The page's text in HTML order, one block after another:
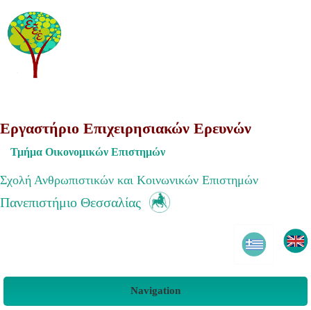
Εργαστήριο Επιχειρησιακών Ερευνών
Τμήμα Οικονομικών Επιστημών
Σχολή Ανθρωπιστικών και Κοινωνικών Επιστημών
Πανεπιστήμιο Θεσσαλίας
Navigation